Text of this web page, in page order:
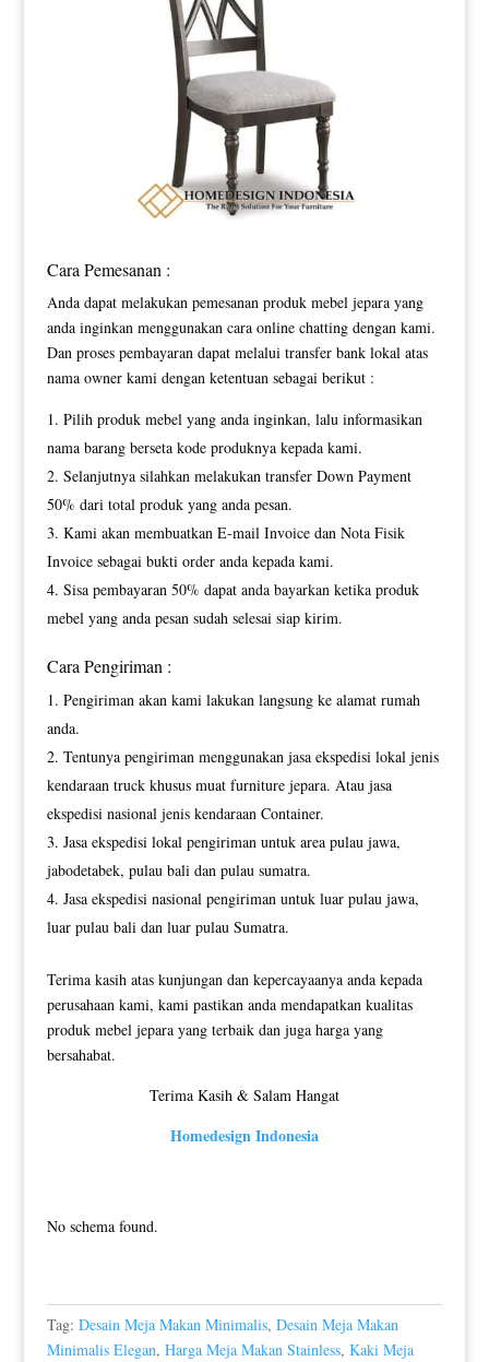
Cara Pemesanan :
Anda dapat melakukan pemesanan produk mebel jepara yang
anda inginkan menggunakan cara online chatting dengan kami.
Dan proses pembayaran dapat melalui transfer bank lokal atas
nama owner kami dengan ketentuan sebagai berikut :
Pilih produk mebel yang anda inginkan, lalu informasikan
nama barang berseta kode produknya kepada kami.
Selanjutnya silahkan melakukan transfer Down Payment
50% dari total produk yang anda pesan.
Kami akan membuatkan E-mail Invoice dan Nota Fisik
Invoice sebagai bukti order anda kepada kami.
Sisa pembayaran 50% dapat anda bayarkan ketika produk
mebel yang anda pesan sudah selesai siap kirim.
Cara Pengiriman :
Pengiriman akan kami lakukan langsung ke alamat rumah
anda.
Tentunya pengiriman menggunakan jasa ekspedisi lokal jenis
kendaraan truck khusus muat furniture jepara. Atau jasa
ekspedisi nasional jenis kendaraan Container.
Jasa ekspedisi lokal pengiriman untuk area pulau jawa,
jabodetabek, pulau bali dan pulau sumatra.
Jasa ekspedisi nasional pengiriman untuk luar pulau jawa,
luar pulau bali dan luar pulau Sumatra.
Terima kasih atas kunjungan dan kepercayaanya anda kepada
perusahaan kami, kami pastikan anda mendapatkan kualitas
produk mebel jepara yang terbaik dan juga harga yang
bersahabat.
Terima Kasih & Salam Hangat
Homedesign Indonesia
No schema found.
Tag: Desain Meja Makan Minimalis, Desain Meja Makan
Minimalis Elegan, Harga Meja Makan Stainless, Kaki Meja